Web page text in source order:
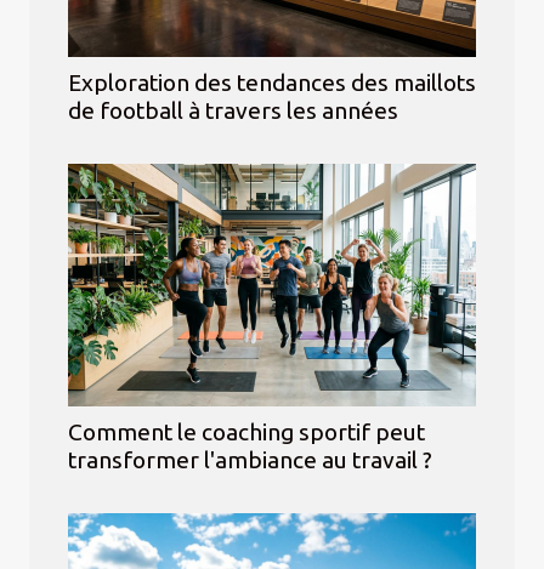
Exploration des tendances des maillots
de football à travers les années
Comment le coaching sportif peut
transformer l'ambiance au travail ?